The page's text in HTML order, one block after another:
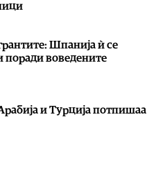
Шпанија ѝ се
поради воведените
и Турција потпишаа